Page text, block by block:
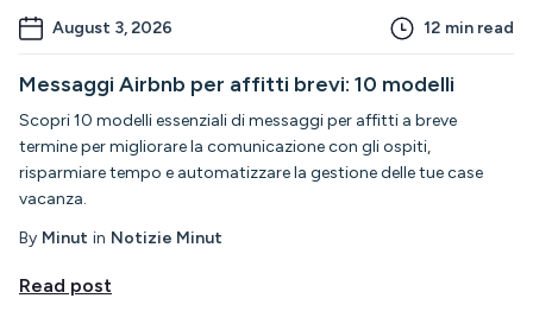
August 3, 2026 12 min read
Messaggi Airbnb per affitti brevi: 10 modelli
Scopri 10 modelli essenziali di messaggi per affitti a breve
termine per migliorare la comunicazione con gli ospiti,
risparmiare tempo e automatizzare la gestione delle tue case
vacanza.
By Minut in Notizie Minut
Read post